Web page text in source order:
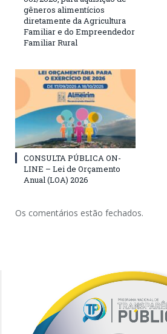
gêneros alimentícios
diretamente da Agricultura
Familiar e do Empreendedor
Familiar Rural
CONSULTA PÚBLICA ON-
LINE – Lei de Orçamento
Anual (LOA) 2026
Os comentários estão fechados.